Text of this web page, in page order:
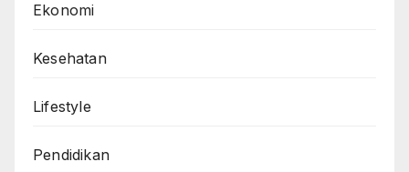
Ekonomi
Kesehatan
Lifestyle
Pendidikan